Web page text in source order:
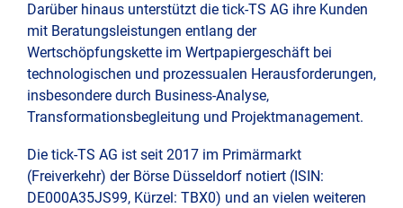
Darüber hinaus unterstützt die tick-TS AG ihre Kunden
mit Beratungsleistungen entlang der
Wertschöpfungskette im Wertpapiergeschäft bei
technologischen und prozessualen Herausforderungen,
insbesondere durch Business-Analyse,
Transformationsbegleitung und Projektmanagement.
Die tick-TS AG ist seit 2017 im Primärmarkt
(Freiverkehr) der Börse Düsseldorf notiert (ISIN:
DE000A35JS99, Kürzel: TBX0) und an vielen weiteren